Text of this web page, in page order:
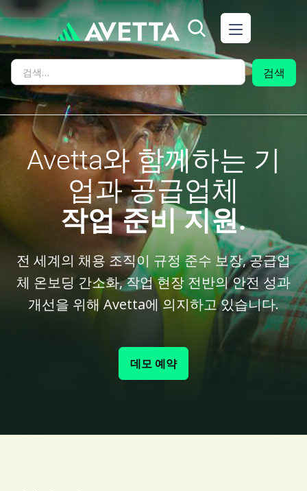
Avetta와 함께하는 기
업과 공급업체
작업 준비 지원.
전 세계의 채용 조직이 규정 준수 보장, 공급업
체 온보딩 간소화, 작업 현장 전반의 안전 성과
개선을 위해 Avetta에 의지하고 있습니다.
데모 예약